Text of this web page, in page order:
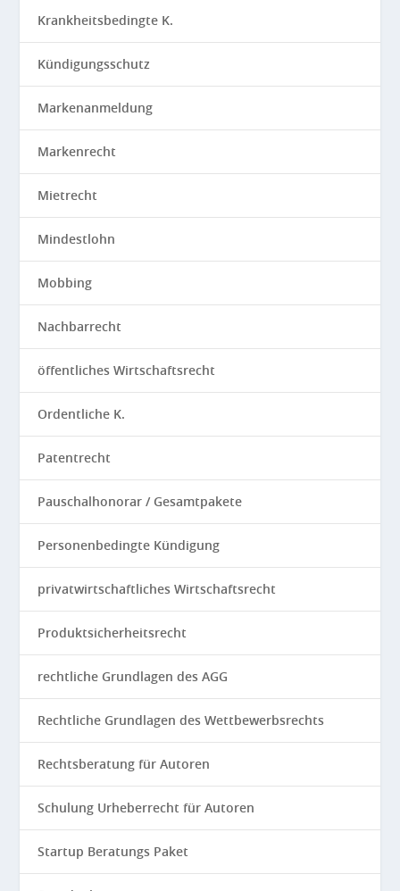
Krankheitsbedingte K.
Kündigungsschutz
Markenanmeldung
Markenrecht
Mietrecht
Mindestlohn
Mobbing
Nachbarrecht
öffentliches Wirtschaftsrecht
Ordentliche K.
Patentrecht
Pauschalhonorar / Gesamtpakete
Personenbedingte Kündigung
privatwirtschaftliches Wirtschaftsrecht
Produktsicherheitsrecht
rechtliche Grundlagen des AGG
Rechtliche Grundlagen des Wettbewerbsrechts
Rechtsberatung für Autoren
Schulung Urheberrecht für Autoren
Startup Beratungs Paket